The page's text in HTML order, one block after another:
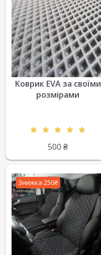
Коврик EVA за своїми
розмірами
500 ₴
Знижка 250₴